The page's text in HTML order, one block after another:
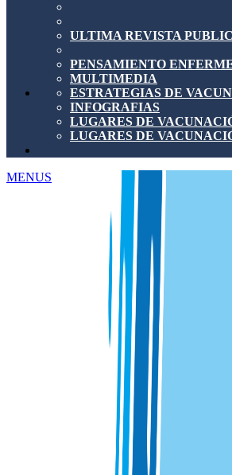
ULTIMA REVISTA
PENSAMIENTO
MULTIMEDIA
ESTRATEGIAS DE
INFOGRAFIAS
LUGARES DE
LUGARES DE
MENUS